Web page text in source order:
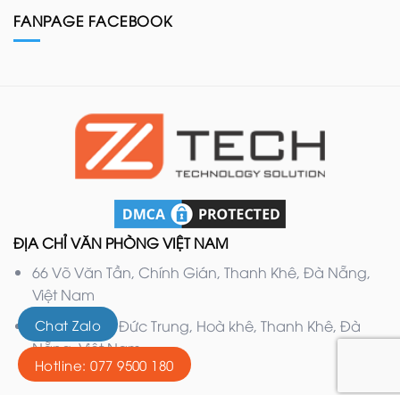
FANPAGE FACEBOOK
ĐỊA CHỈ VĂN PHÒNG VIỆT NAM
66 Võ Văn Tần, Chính Gián, Thanh Khê, Đà Nẵng,
Việt Nam
132 Nguyễn Đức Trung, Hoà khê, Thanh Khê, Đà
Nẵng, Việt Nam
Chat Zalo
Hotline: 077 9500 180